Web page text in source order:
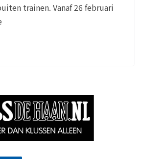
trainen. Vanaf 26 februari